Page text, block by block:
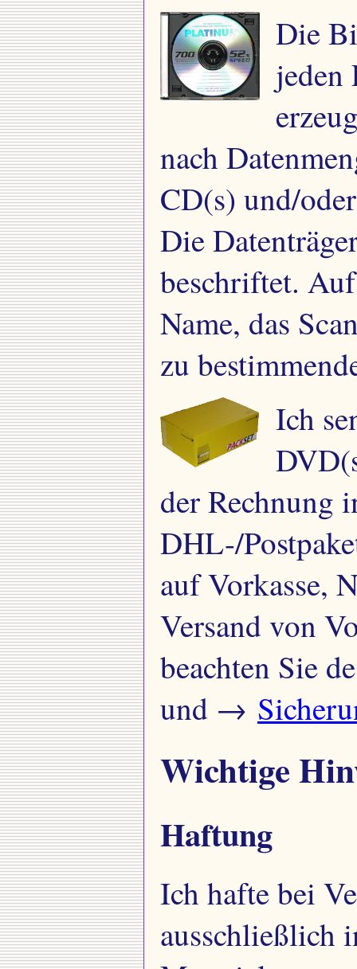
Die
jeden
nach
CD(s) und/
Die
beschriftet.
Name, das
zu
Ich
der Rechnung
DHL-/
auf Vorkasse,
Versand von
beachten Sie
und →
Wichtige
Haftung
Ich hafte bei
ausschließlich